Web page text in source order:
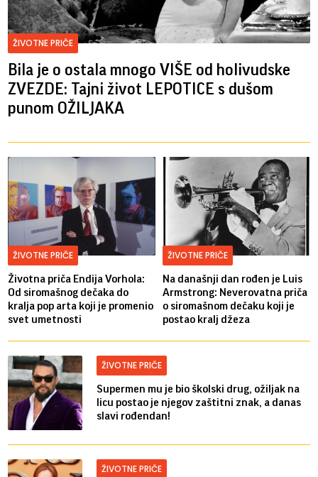
ŽIVOTNE PRIČE
Bila je o ostala mnogo VIŠE od holivudske
ZVEZDE: Tajni život LEPOTICE s dušom
punom OŽILJAKA
ŽIVOTNE PRIČE
Životna priča Endija Vorhola:
Od siromašnog dečaka do
kralja pop arta koji je promenio
svet umetnosti
ŽIVOTNE PRIČE
Na današnji dan rođen je Luis
Armstrong: Neverovatna priča
o siromašnom dečaku koji je
postao kralj džeza
ŽIVOTNE PRIČE
Supermen mu je bio školski drug, ožiljak na
licu postao je njegov zaštitni znak, a danas
slavi rođendan!
ŽIVOTNE PRIČE